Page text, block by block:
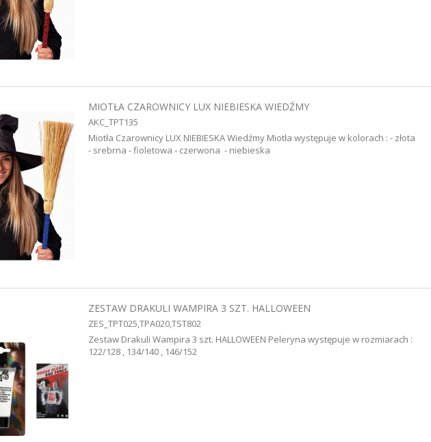
MIOTŁA CZAROWNICY LUX NIEBIESKA WIEDŹMY
AKC_TPT135
Miotła Czarownicy LUX NIEBIESKA Wiedźmy Miotła występuje w kolorach : - złota
- srebrna - fioletowa - czerwona - niebieska
ZESTAW DRAKULI WAMPIRA 3 SZT. HALLOWEEN
ZES_TPT025,TPA020,TST802
Zestaw Drakuli Wampira 3 szt. HALLOWEEN Peleryna występuje w rozmiarach :
122/128 , 134/140 , 146/152